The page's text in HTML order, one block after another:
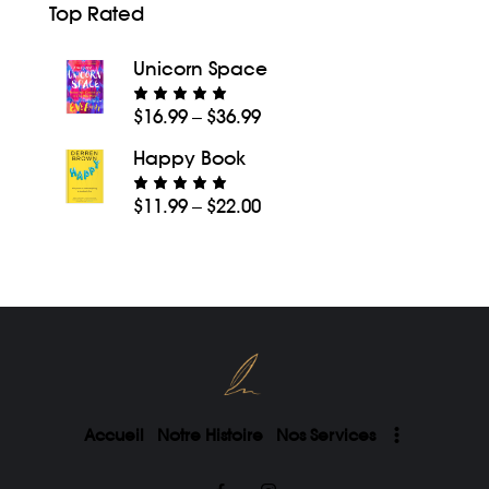
Top Rated
Unicorn Space
Note
$16.99 – $36.99
Happy Book
Note
$11.99 – $22.00
Accueil Notre Histoire Nos Services